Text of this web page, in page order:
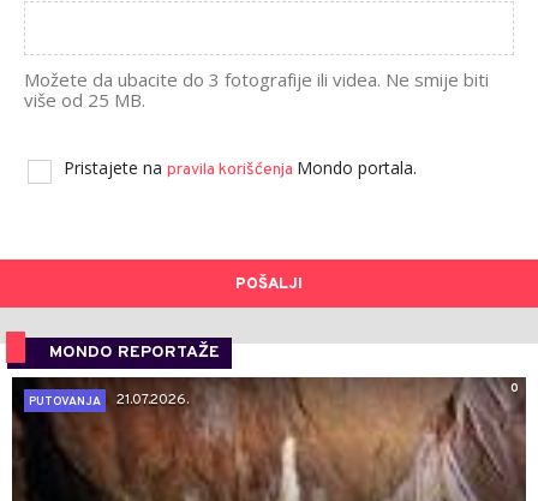
Možete da ubacite do 3 fotografije ili videa. Ne smije biti
više od 25 MB.
Pristajete na pravila korišćenja Mondo portala.
POŠALJI
MONDO REPORTAŽE
0
PUTOVANJA
21.07.2026.